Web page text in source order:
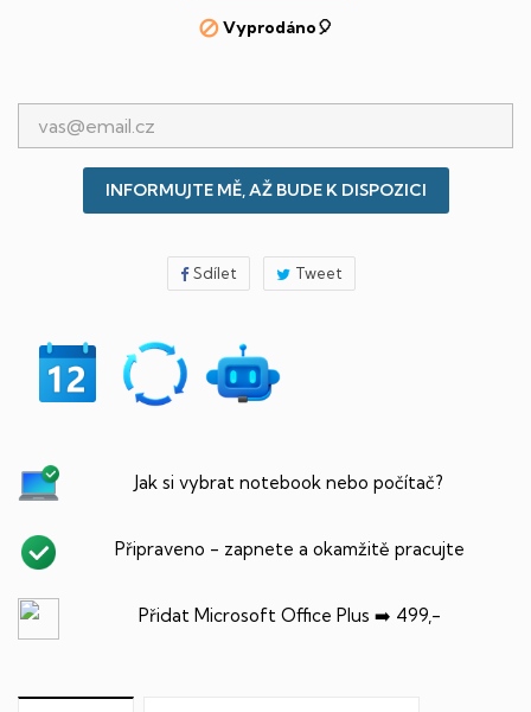
Vyprodáno🎈
INFORMUJTE MĚ, AŽ BUDE K DISPOZICI
Sdílet Tweet
Jak si vybrat notebook nebo počítač?
Připraveno - zapnete a okamžitě pracujte
Přidat Microsoft Office Plus ➡️ 499,-